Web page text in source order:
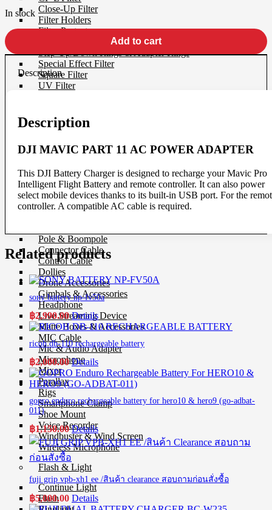
Close-Up Filter
Filter Holders
Filter Protector
Step-Up/Down Rings & Adapter Rings
Special Effect Filter
Square Filter
UV Filter
Film 35 MM.
Darkroom
Chemistry
Darkroom Equipment
Video Making Gear
Pole & Boompole
Connector Cable
Control Cable
Dollies
Drone Accessories
Gimbals & Accessories
Headphone
Live Streaming Device
Matte Boxes & Accessories
MIC Cable
Mic & Audio Adapter
Microphone
Mixer
Parallax
Rigs
Smartphone Clamp
Shoe Mount
Voice Recorder
Windbuster & Wind Screen
Wireless Microphone
Flash & Light
Continue Light
Flash
In stock
DJI
MAVIC
PART
AC
POWER
quantity
Add to cart
Description
Description
DJI MAVIC PART 11 AC POWER ADAPTER
This DJI Battery Charger is designed to recharge your Mavic Pro
Intelligent Flight Battery and remote controller. It can also power
select mobile devices thanks to its built-in USB port. For the
controller. A compatible AC cable is required.
Related products
sony battery np-fv50a
฿2,990.00 Details
ricoh db-110 rechargeable battery
฿2,000.00 Details
gopro enduro rechargeable battery for hero10 & hero9 (go-adbat-
011)
฿1,150.00 Details
fuji grip vpb-xh1 ee /สินค้า clearance สอบถามก่อนสั่งซื้อ
฿5,000.00 Details